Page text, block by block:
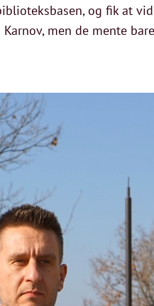
og fik at
men de mente